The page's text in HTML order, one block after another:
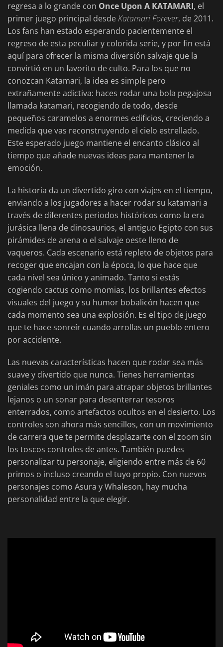
regresa a lo grande con Once Upon A KATAMARI, el
primer juego principal desdeKatamari Forever, de 2011.
Los fans han estado esperando pacientemente el
regreso de esta peculiar y colorida serie, y por fin está
aquí para ofrecer la misma diversión salvaje que la
convirtió en un favorito de culto. Para los que no
conozcan Katamari, la idea es simple pero
extrañamente adictiva: haces rodar una bola pegajosa
llamada katamari, recogiendo de todo, desde
pequeños caramelos a enormes edificios, creciendo a
medida que vas reconstruyendo el cielo estrellado.
Este esperado juego mantiene el encanto clásico al
tiempo que añade nuevas ideas para mantener la
emoción.
La historia da un divertido giro con viajes en el tiempo,
enviando a los jugadores a hacer rodar su katamari a
través de diferentes periodos históricos como la era
jurásica llena de dinosaurios, el antiguo Egipto con sus
pirámides de arena o el salvaje oeste lleno de
vaqueros. Cada escenario está repleto de objetos para
recoger que encajan con la época, lo que hace que
cada nivel sea único y animado. Tanto si estás
cogiendo cactus como momias, los brillantes efectos
visuales del juego y su humor bobalicón hacen que
cada momento sea una explosión. Es el tipo de juego
que te hace sonreír cuando arrollas un pueblo entero
por accidente.
Las nuevas características hacen que rodar sea más
suave y divertido que nunca. Tienes herramientas
geniales como un imán para atrapar objetos brillantes
lejanos o un sonar para desenterrar tesoros
enterrados, como artefactos ocultos en el desierto. Los
controles son ahora más sencillos, con un movimiento
de carrera que te permite desplazarte con el zoom sin
los toscos controles de antes. También puedes
personalizar tu personaje, eligiendo entre más de 60
primos o incluso creando el tuyo propio. Con nuevos
personajes como Asura y Whaleson, hay mucha
personalidad entre la que elegir.